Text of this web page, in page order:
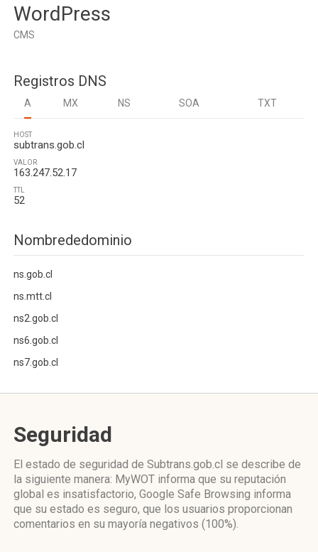
WordPress
CMS
Registros DNS
A MX NS SOA TXT
HOST
subtrans.gob.cl
VALOR
163.247.52.17
TTL
52
Nombrededominio
ns.gob.cl
ns.mtt.cl
ns2.gob.cl
ns6.gob.cl
ns7.gob.cl
Seguridad
El estado de seguridad de Subtrans.gob.cl se describe de
la siguiente manera: MyWOT informa que su reputación
global es insatisfactorio, Google Safe Browsing informa
que su estado es seguro, que los usuarios proporcionan
comentarios en su mayoría negativos (100%).